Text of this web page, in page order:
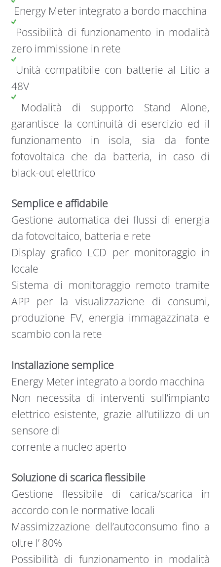
Energy Meter integrato a bordo macchina
Possibilità di funzionamento in modalità
zero immissione in rete
Unità compatibile con batterie al Litio a
48V
Modalità di supporto Stand Alone,
garantisce la continuità di esercizio ed il
funzionamento in isola, sia da fonte
fotovoltaica che da batteria, in caso di
black-out elettrico
Semplice e affidabile
Gestione automatica dei flussi di energia
da fotovoltaico, batteria e rete
Display grafico LCD per monitoraggio in
locale
Sistema di monitoraggio remoto tramite
APP per la visualizzazione di consumi,
produzione FV, energia immagazzinata e
scambio con la rete
Installazione semplice
Energy Meter integrato a bordo macchina
Non necessita di interventi sull’impianto
elettrico esistente, grazie all’utilizzo di un
sensore di
corrente a nucleo aperto
Soluzione di scarica flessibile
Gestione ﬂessibile di carica/scarica in
accordo con le normative locali
Massimizzazione dell’autoconsumo ﬁno a
oltre l’ 80%
Possibilità di funzionamento in modalità